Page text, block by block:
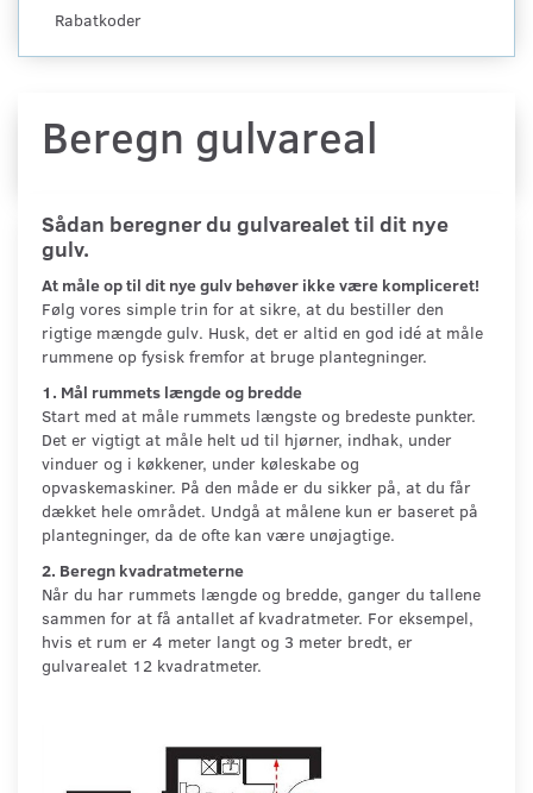
Rabatkoder
Beregn gulvareal
Sådan beregner du gulvarealet til dit nye
gulv.
At måle op til dit nye gulv behøver ikke være kompliceret!
Følg vores simple trin for at sikre, at du bestiller den
rigtige mængde gulv. Husk, det er altid en god idé at måle
rummene op fysisk fremfor at bruge plantegninger.
1. Mål rummets længde og bredde
Start med at måle rummets længste og bredeste punkter.
Det er vigtigt at måle helt ud til hjørner, indhak, under
vinduer og i køkkener, under køleskabe og
opvaskemaskiner. På den måde er du sikker på, at du får
dækket hele området. Undgå at målene kun er baseret på
plantegninger, da de ofte kan være unøjagtige.
2. Beregn kvadratmeterne
Når du har rummets længde og bredde, ganger du tallene
sammen for at få antallet af kvadratmeter. For eksempel,
hvis et rum er 4 meter langt og 3 meter bredt, er
gulvarealet 12 kvadratmeter.